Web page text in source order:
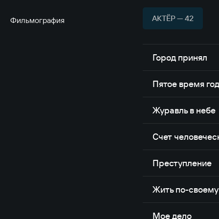
Фильмография АКТЁР — 42
Город принял
Пятое время
Журавль в небе
Счет
Преступление
Жить по-своему
Мое дело